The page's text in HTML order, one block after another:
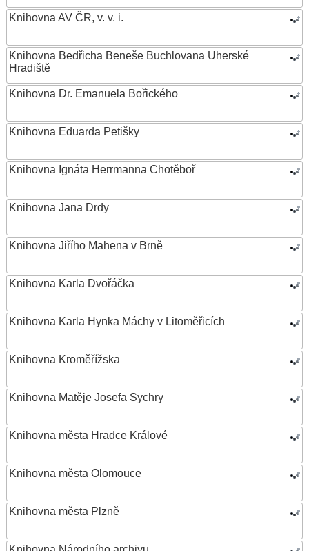
Knihovna AV ČR, v. v. i.
Knihovna Bedřicha Beneše Buchlovana Uherské
Hradiště
Knihovna Dr. Emanuela Bořického
Knihovna Eduarda Petišky
Knihovna Ignáta Herrmanna Chotěboř
Knihovna Jana Drdy
Knihovna Jiřího Mahena v Brně
Knihovna Karla Dvořáčka
Knihovna Karla Hynka Máchy v Litoměřicích
Knihovna Kroměřížska
Knihovna Matěje Josefa Sychry
Knihovna města Hradce Králové
Knihovna města Olomouce
Knihovna města Plzně